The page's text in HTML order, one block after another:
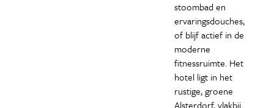
stoombad en
ervaringsdouches,
of blijf actief in de
moderne
fitnessruimte. Het
hotel ligt in het
rustige, groene
Alsterdorf, vlakbij